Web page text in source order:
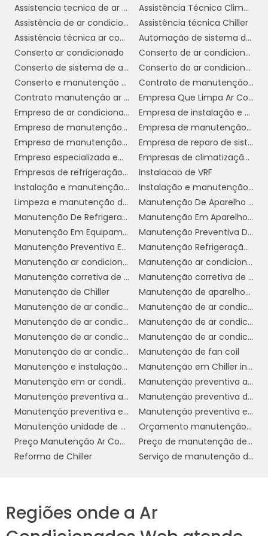
também são comuns. Esses componentes
são essenciais para o funcionamento do
compressor e do ventilador. A solução é
realizar inspeções elétricas regulares e
substituir componentes defeituosos
imediatamente para evitar falhas maiores.
Além disso, problemas com otermostato
podem resultar em resfriamento inadequado
ou funcionamento intermitente do sistema.
Certifique-se de que o termostato está
calibrado corretamente e funcionando bem.
Em alguns casos, pode ser necessário
substituir o termostato por um modelo mais
moderno e eficiente.
Por último, problemas de
drenagem de
condensadopodem ocorrer se a linha de
drenagem estiver obstruída. Isso pode causar
vazamentos de água e aumentar a umidade
no ambiente. A solução é limpar
regularmente a linha de drenagem para
garantir que a condensação seja
adequadamente removida.
COMO ESCOLHER O
MELHOR SERVIÇO EM SP
Escolher o melhor serviço de manutenção de
ar condicionado em São Paulo pode ser uma
tarefa desafiadora, dada a vasta gama de
opções disponíveis. No entanto, alguns
Primeiramente, considere a
Assistencia tecnica de ar condicionado
Assistência Técnica Climatizador
Assistência de ar condicionado
Assistência técnica Chiller
Assistência técnica ar condicionado
Automação de sistema de ar condicionado
Conserto ar condicionado
Conserto de ar condicionado
Conserto de sistema de ar condicionado
Conserto do ar condicionado
Conserto e manutenção de ar condicionado
Contrato de manutenção de ar condicionado
Contrato manutenção ar condicionado
Empresa Que Limpa Ar Condicionado
Empresa de ar condicionado industrial
Empresa de instalação e manutenção de ar condicionado
Empresa de manutenção de ar condicionado
Empresa de manutenção de ar condicionado sp
Empresa de manutenção de ar condicionado split
Empresa de reparo de sistema de ar condicionado
Empresa especializada em manutenção de ar condicionado
Empresas de climatização industrial
Empresas de refrigeração e climatização
Instalacao de VRF
Instalação e manutenção de ar condicionado
Instalação e manutenção de ar condicionado vrf
Limpeza e manutenção de ar condicionado
Manutenção De Aparelho De Refrigeração
Manutenção De Refrigeração
Manutenção Em Aparelho Chiller
Manutenção Em Equipamentos De Refrigeração
Manutenção Preventiva De Ar Condicionado
Manutenção Preventiva Em Refrigeração
Manutenção Refrigeração Industrial
Manutenção ar condicionado
Manutenção ar condicionado de janela
Manutenção corretiva de ar condicionado
Manutenção corretiva de sistema de ar condicionado
Manutenção de Chiller
Manutenção de aparelhos de ar condicionado
Manutenção de ar condicionado
Manutenção de ar condicionado Chiller
Manutenção de ar condicionado VRF
Manutenção de ar condicionado campinas
Manutenção de ar condicionado em cosmópolis
Manutenção de ar condicionado industrial
Manutenção de ar condicionado sp
Manutenção de fan coil
Manutenção e instalação de ar condicionado
Manutenção em Chiller industrial
Manutenção em ar condicionado
Manutenção preventiva ar condicionado
Manutenção preventiva ar condicionado preço
Manutenção preventiva de ar condicionado VRF
Manutenção preventiva e corretiva de ar condicionado
Manutenção preventiva em Chiller
Manutenção unidade de água gelada
Orçamento manutenção ar condicionado
Preço Manutenção Ar Condicionado Split
Preço de manutenção de ar condicionado
Reforma de Chiller
Serviço de manutenção de ar condicionado
Regiões onde a Ar